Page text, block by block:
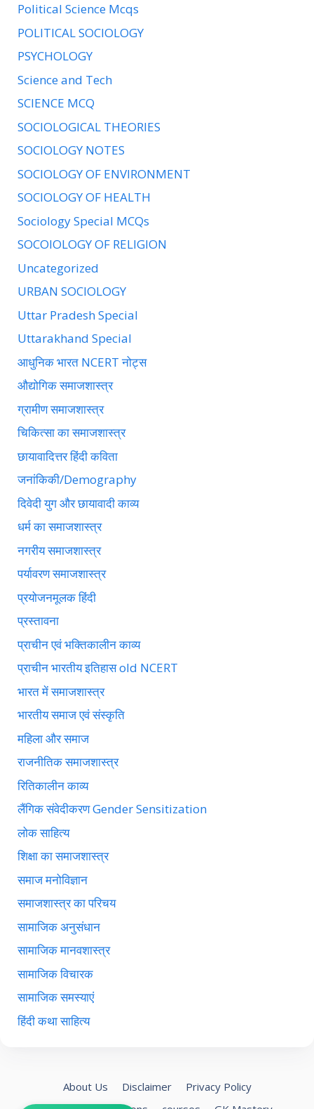
Political Science Mcqs
POLITICAL SOCIOLOGY
PSYCHOLOGY
Science and Tech
SCIENCE MCQ
SOCIOLOGICAL THEORIES
SOCIOLOGY NOTES
SOCIOLOGY OF ENVIRONMENT
SOCIOLOGY OF HEALTH
Sociology Special MCQs
SOCOIOLOGY OF RELIGION
Uncategorized
URBAN SOCIOLOGY
Uttar Pradesh Special
Uttarakhand Special
आधुनिक भारत NCERT नोट्स
औद्योगिक समाजशास्त्र
ग्रामीण समाजशास्त्र
चिकित्सा का समाजशास्त्र
छायावादित्तर हिंदी कविता
जनांकिकी/Demography
दिवेदी युग और छायावादी काव्य
धर्म का समाजशास्त्र
नगरीय समाजशास्त्र
पर्यावरण समाजशास्त्र
प्रयोजनमूलक हिंदी
प्रस्तावना
प्राचीन एवं भक्तिकालीन काव्य
प्राचीन भारतीय इतिहास old NCERT
भारत में समाजशास्त्र
भारतीय समाज एवं संस्कृति
महिला और समाज
राजनीतिक समाजशास्त्र
रितिकालीन काव्य
लैंगिक संवेदीकरण Gender Sensitization
लोक साहित्य
शिक्षा का समाजशास्त्र
समाज मनोविज्ञान
समाजशास्त्र का परिचय
सामाजिक अनुसंधान
सामाजिक मानवशास्त्र
सामाजिक विचारक
सामाजिक समस्याएं
हिंदी कथा साहित्य
About Us Disclaimer
Privacy Policy